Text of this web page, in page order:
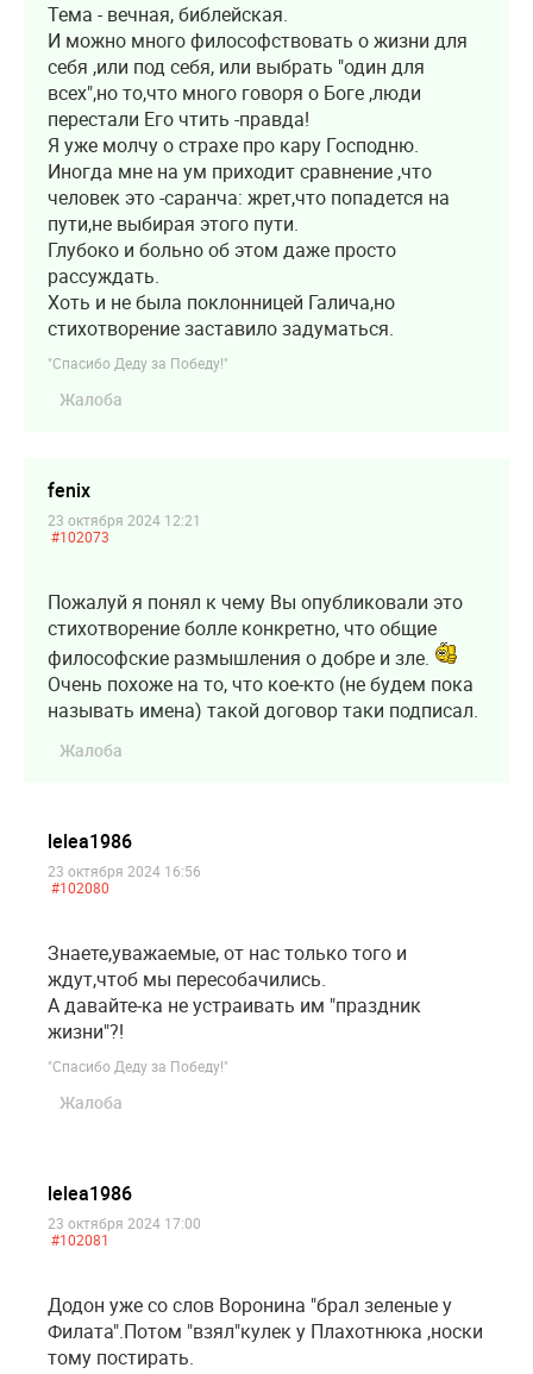
Тема - вечная, библейская.
И можно много философствовать о жизни для
себя ,или под себя, или выбрать "один для
всех",но то,что много говоря о Боге ,люди
перестали Его чтить -правда!
Я уже молчу о страхе про кару Господню.
Иногда мне на ум приходит сравнение ,что
человек это -саранча: жрет,что попадется на
пути,не выбирая этого пути.
Глубоко и больно об этом даже просто
рассуждать.
Хоть и не была поклонницей Галича,но
стихотворение заставило задуматься.
"Спасибо Деду за Победу!"
Жалоба
fenix
23 октября 2024 12:21
#102073
Пожалуй я понял к чему Вы опубликовали это
стихотворение болле конкретно, что общие
философские размышления о добре и зле.
Очень похоже на то, что кое-кто (не будем пока
называть имена) такой договор таки подписал.
Жалоба
lelea1986
23 октября 2024 16:56
#102080
Знаете,уважаемые, от нас только того и
ждут,чтоб мы пересобачились.
А давайте-ка не устраивать им "праздник
жизни"?!
"Спасибо Деду за Победу!"
Жалоба
lelea1986
23 октября 2024 17:00
#102081
Додон уже со слов Воронина "брал зеленые у
Филата".Потом "взял"кулек у Плахотнюка ,носки
тому постирать.